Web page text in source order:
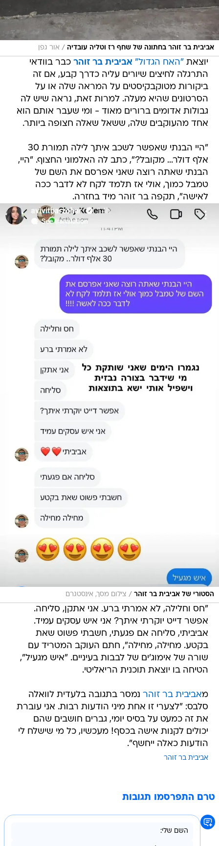
אביבית בר זוהר בחתונה של שחף רז וטליה עובדיה / אור גפן
יוצאת "האח הגדול" אביבית בר זוהר כבר בוודאי
התרגלה לחיצים שיורים עליה כדרך קבע, אם זה
ביקורות מטוקבקיסטים על המראה שלה או על
הסרטונים שהיא מעלה. למרות זאת, נראה שיש לה
גבולות אדומים ברורים מאוד - ומי שעבר אותם הוא
אחד מהעוקבים שלה, ששאל שאלה חצופה ביותר.
"היי הבנתי שאפשר לשכב איתך לילה תמורת 30
אלף דולר... מקובל?", כתב לה האלמוני החצוף. "היי,
הבנתי שאתה רוצה שאני אפרסם את השם של
טמבל כמוך, אולי אז תלמד לקח לא לדבר ככה
לאישה", תקפה בר זוהר מיד בחזרה.
הסטורי של אביבית בר זוהר / צילום מסך, אינסטגרם
"חס וחלילה, לא אמרתי ברע. אני אתקן, סליחה.
אפשר דייט יוקרתי איתך? אני איש עסקים עמיד.
אביביתי, סליחה אם פגעתי, חשבתי פשוט שאת
בקטע. מחילה, מחילה", חתם העוקב המטריד עם
שורה של אימוג'ים של לבבות בעיניים. "איש מגעיל",
הטיחה בו יוצאת תוכנית הריאליטי.
מאביבית בר זוהר נמסר בתגובה בלעדית לוואלה
סלבס: "לצערי זו אחת מיני הודעות רבות. אני עוברת
את זה כמעט על בסיס יומי, גברים חושבים שהם
יכולים לקנות אישה בכסף! מעכשיו, כל מי שישלח לי
הודעות כאלה ייחשף".
אביבית בר זוהר
טרם התפרסמו תגובות